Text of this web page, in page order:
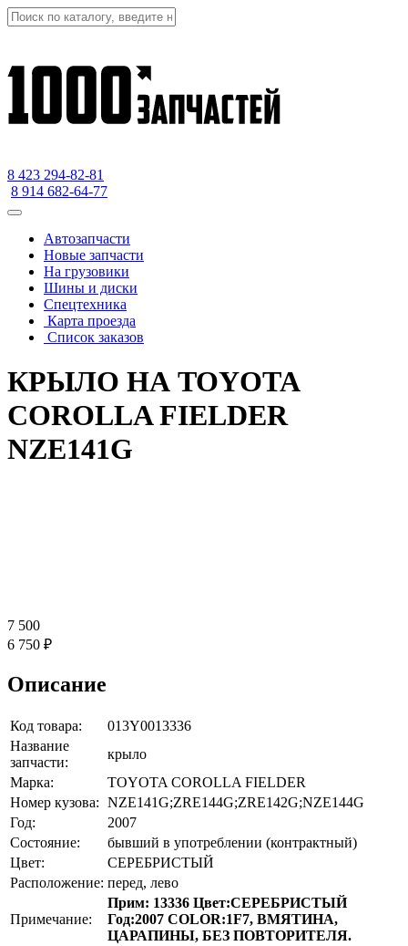
8 423 294-82-81
8 914 682-64-77
Автозапчасти
Новые запчасти
На грузовики
Шины и диски
Спецтехника
Карта проезда
Список заказов
КРЫЛО НА TOYOTA
COROLLA FIELDER
NZE141G
7 500
6 750 ₽
Описание
Код товара:
013Y0013336
Название
запчасти:
крыло
Марка:
TOYOTA COROLLA FIELDER
Номер кузова: NZE141G;ZRE144G;ZRE142G;NZE144G
Год:
2007
Состояние:
бывший в употреблении (контрактный)
Цвет:
СЕРЕБРИСТЫЙ
Расположение: перед, лево
Примечание:
Прим: 13336 Цвет:СЕРЕБРИСТЫЙ
Год:2007 COLOR:1F7, ВМЯТИНА,
ЦАРАПИНЫ, БЕЗ ПОВТОРИТЕЛЯ.